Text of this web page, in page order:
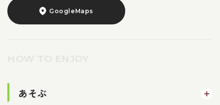
GoogleMaps
あそぶ